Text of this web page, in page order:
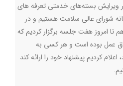
ویرایش بسته‌های خدمتی تعرفه های
شورای عالی سلامت هستیم و در
تا امروز هفت جلسه برگزار کردیم که
عمل بوده است و هر کسی به
کردیم پیشنهاد خود را ارائه کند